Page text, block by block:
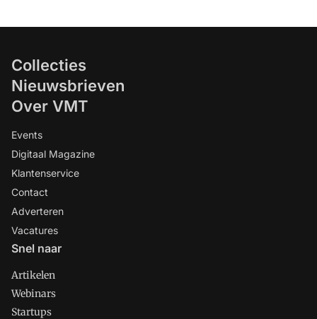
Collecties
Nieuwsbrieven
Over VMT
Events
Digitaal Magazine
Klantenservice
Contact
Adverteren
Vacatures
Snel naar
Artikelen
Webinars
Startups